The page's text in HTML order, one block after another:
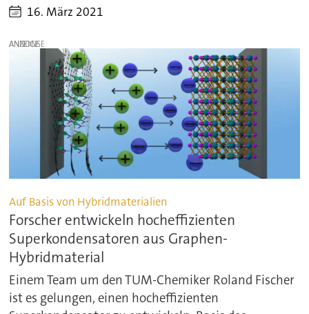
16. März 2021
ANZEIGE
Auf Basis von Hybridmaterialien
Forscher entwickeln hocheffizienten
Superkondensatoren aus Graphen-
Hybridmaterial
Einem Team um den TUM-Chemiker Roland Fischer
ist es gelungen, einen hocheffizienten